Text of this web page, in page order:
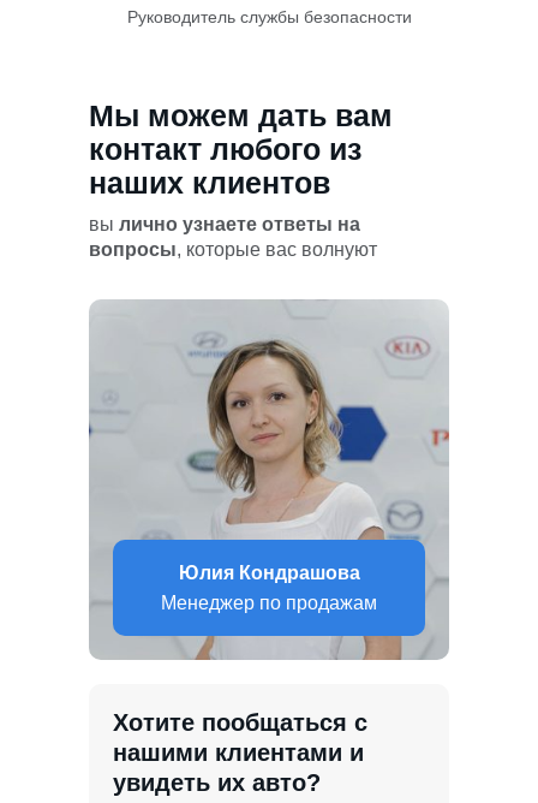
Руководитель службы безопасности
Мы можем дать вам
контакт любого из
наших клиентов
вы лично узнаете ответы на
вопросы, которые вас волнуют
Хотите пообщаться с
нашими клиентами и
увидеть их авто?
Юлия Кондрашова
Менеджер по продажам